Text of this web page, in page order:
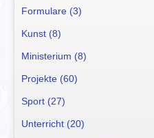
Formulare (3)
Kunst (8)
Ministerium (8)
Projekte (60)
Sport (27)
Unterricht (20)